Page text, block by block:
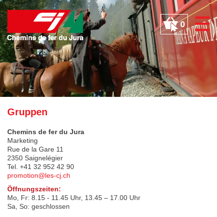
0
Gruppen
Chemins de fer du Jura
Marketing
Rue de la Gare 11
2350 Saignelégier
Tel. +41 32 952 42 90
promotion@les-cj.ch
Öffnungszeiten:
Mo, Fr: 8.15 - 11.45 Uhr, 13.45 – 17.00 Uhr
Sa, So: geschlossen
Cookie-Einstellungen